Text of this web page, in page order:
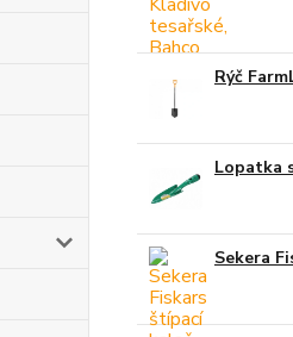
Rýč
Lopatka
Sekera